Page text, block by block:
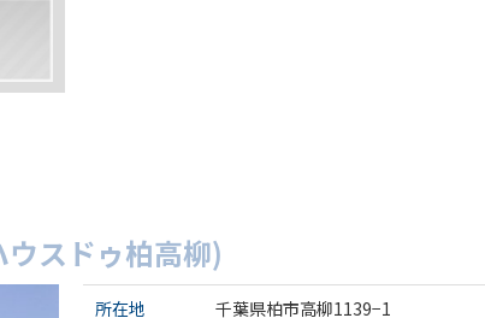
スドゥ柏高柳)
所在地
千葉県柏市高柳1139−1